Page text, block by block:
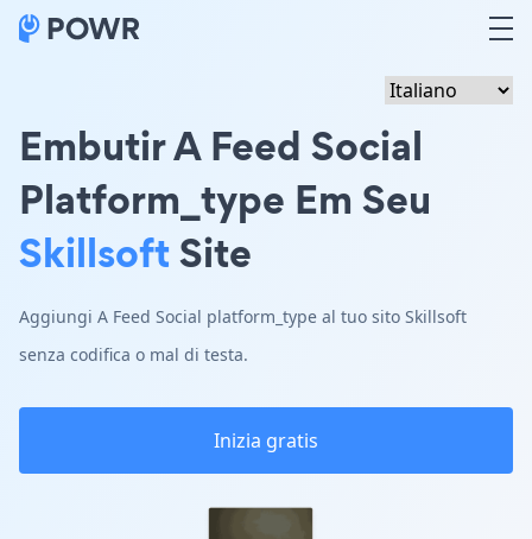
Embutir A Feed Social
Platform_type Em Seu
SkillsoftSite
Aggiungi A Feed Social platform_type al tuo sito Skillsoft
senza codifica o mal di testa.
Inizia gratis